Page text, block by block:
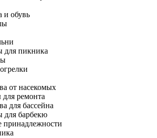
и обувь
для пикника
от насекомых
ремонта
для бассейна
для барбекю
принадлежности